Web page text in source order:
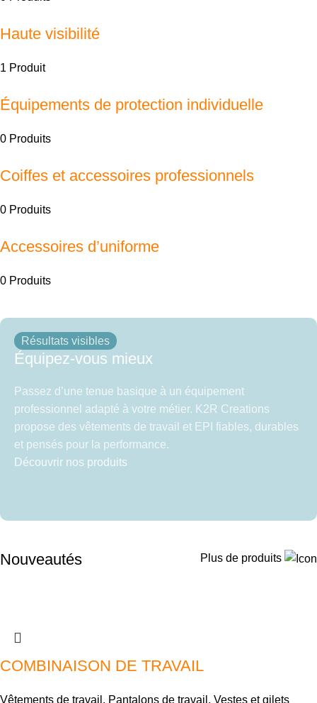
Haute visibilité
1 Produit
Équipements de protection individuelle
0 Produits
Coiffes et accessoires professionnels
0 Produits
Accessoires d’uniforme
0 Produits
Résultats visibles
Équipez-vous mieux
Passez d’une tenue basique à un équipement
professionnel adapté à votre métier. K2R Creations
propose des vêtements de travail et EPI fiables, durables
et pensés pour la performance.
Découvrir nos produits
Nouveautés Plus de produits
COMBINAISON DE TRAVAIL
Vêtements de travail , Pantalons de travail , Vestes et gilets